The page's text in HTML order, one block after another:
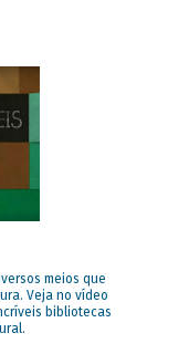
meios que
Veja no vídeo
bibliotecas